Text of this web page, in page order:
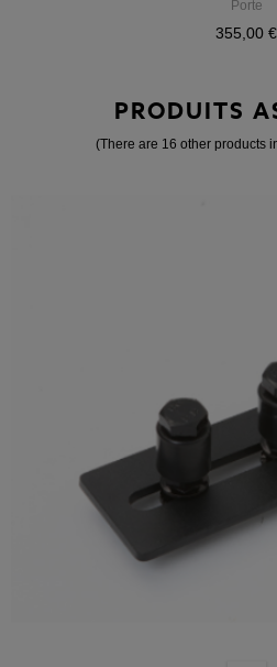
Porte
355,00 €
PRODUITS
(There are 16 other products